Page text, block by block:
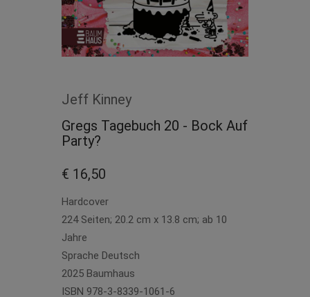
Jeff Kinney
Gregs Tagebuch 20 - Bock Auf
Party?
€ 16,50
Hardcover
224 Seiten; 20.2 cm x 13.8 cm; ab 10
Jahre
Sprache Deutsch
2025 Baumhaus
ISBN 978-3-8339-1061-6